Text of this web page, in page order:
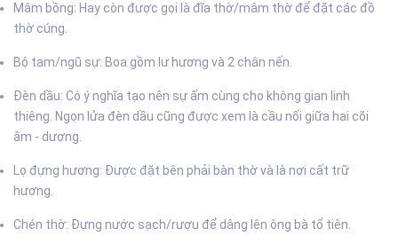
Mâm bồng: Hay còn được gọi là đĩa thờ/mâm thờ để đặt các đồ
thờ cúng.
Bộ tam/ngũ sự: Boa gồm lư hương và 2 chân nến.
Đèn dầu: Có ý nghĩa tạo nên sự ấm cùng cho không gian linh
thiêng. Ngọn lửa đèn dầu cũng được xem là cầu nối giữa hai cõi
âm - dương.
Lọ đựng hương: Được đặt bên phải bàn thờ và là nơi cất trữ
hương.
Chén thờ: Đựng nước sạch/rượu để dâng lên ông bà tổ tiên.